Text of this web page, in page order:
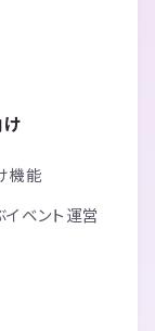
機能
ベント運営